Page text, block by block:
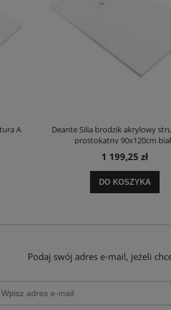
A
Deante Silia brodzik akrylowy
prostokątny 90x120cm
1 199,25 zł
DO KOSZYKA
Podaj swój adres e-mail, jeżeli